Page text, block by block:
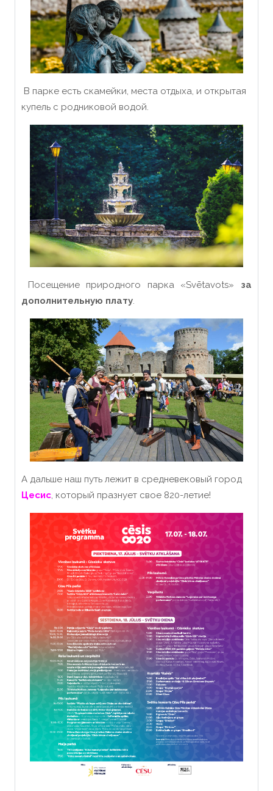
В парке есть скамейки, места отдыха, и открытая
купель с родниковой водой.
Посещение природного парка «‎Svētavots» за
дополнительную плату.
А дальше наш путь лежит в средневековый город
Цесис, который празнует свое 820-летие!